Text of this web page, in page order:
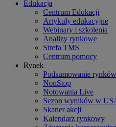
Edukacja
Centrum Edukacji
Artykuły edukacyjne
Webinary i szkolenia
Analizy rynkowe
Strefa TMS
Centrum pomocy
Rynek
Podsumowanie rynków
NonStop
Notowania Live
Sezon wyników w
Skaner akcji
Kalendarz rynkowy